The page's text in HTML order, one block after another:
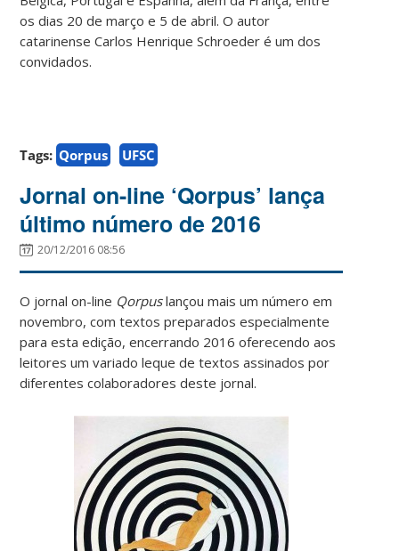
os dias 20 de março e 5 de abril. O autor
catarinense Carlos Henrique Schroeder é um dos
convidados.
Tags: Qorpus UFSC
Jornal on-line ‘Qorpus’ lança
último número de 2016
20/12/2016 08:56
O jornal on-line Qorpuslançou mais um número em
novembro, com textos preparados especialmente
para esta edição, encerrando 2016 oferecendo aos
leitores um variado leque de textos assinados por
diferentes colaboradores deste jornal.